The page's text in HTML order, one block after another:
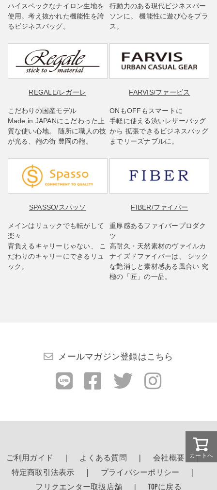
カートへ
ハイスペックなナイロン生地を
使用。考え抜かれた機能性を誇
るビジネスバッグ。
行動力のある現代ビジネスパー
ソンに。 機能性に遊び心をプラ
ス。
REGALE/レガーレ
こだわりの国産モデル
Made in JAPANにこだわった上
質な使い心地。 随所に職人の技
が光る、鞄の街 豊岡の鞄。
FARVIS/ファービス
ONもOFFもスマートに
手軽に使える渋いレザーバッグ
から 拡張できるビジネスバッグ
までリーズナブルに。
SPASSO/スパッソ
メインはリュックでも転がして
楽々
背負えるキャリーじゃない、 こ
だわりのキャリーにできるリュ
ック。
FIBER/ファイバー
重厚感あるファイバープロダク
ツ
高耐久・天然素材のヴァイルカ
ナイズドファイバーは、 シック
な艶消しと素材感ある風合い 究
極の「匠」の一品。
メールマガジン登録はこちら
ご利用ガイド よくある質問
会社概要
特定商取引法表示
プライバシーポリシー
フリクエンター取扱店舗
TOPに戻る